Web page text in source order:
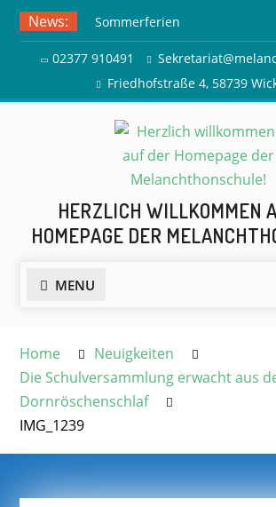
Skip
content
News:
Sommerferien
Ausflug zur Freilichtbühne
Herdringen
02377 910491
Friedhofstraße 4, 58739
HERZLICH WILLKOMMEN
HOMEPAGE DER
MENU
Home
Neuigkeiten
Die Schulversammlung erwacht aus
Dornröschenschlaf
IMG_1239